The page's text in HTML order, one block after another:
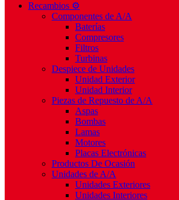
Recambios ⚙️
Componentes de A/A
Baterías
Compresores
Filtros
Turbinas
Despiece de Unidades
Unidad Exterior
Unidad Interior
Piezas de Repuesto de A/A
Aspas
Bombas
Lamas
Motores
Placas Electrónicas
Productos De Ocasión
Unidades de A/A
Unidades Exteriores
Unidades Interiores